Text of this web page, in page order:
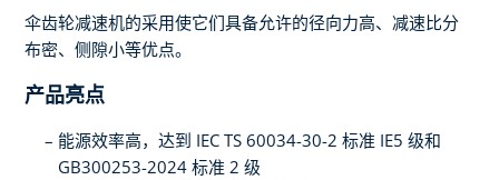
伞齿轮减速机的采用使它们具备允许的径向力高、减速比分
布密、侧隙小等优点。
产品亮点
能源效率高，达到 IEC TS 60034-30-2 标准 IE5 级和
GB300253-2024 标准 2 级